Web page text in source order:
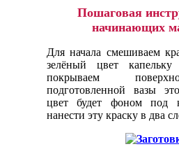
Пошаговая
начинающих
Для начала смешиваем
зелёный цвет капельку
покрываем
подготовленной вазы
цвет будет фоном под
нанести эту краску в два